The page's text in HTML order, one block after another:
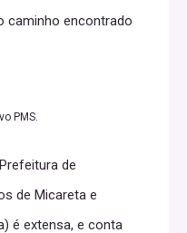
caminho encontrado
PMS.
de
de Micareta e
é extensa, e conta